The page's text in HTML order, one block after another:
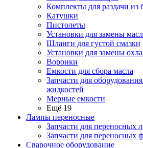
Комплекты для раздачи из
Катушки
Пистолеты
Установки для замены
Шланги для густой смазки
Установки для замены
Воронки
Емкости для сбора масла
Запчасти для
жидкостей
Мерные емкости
Ещё 19
Лампы переносные
Запчасти для переносных
Запчасти для переносных
Сварочное оборудование